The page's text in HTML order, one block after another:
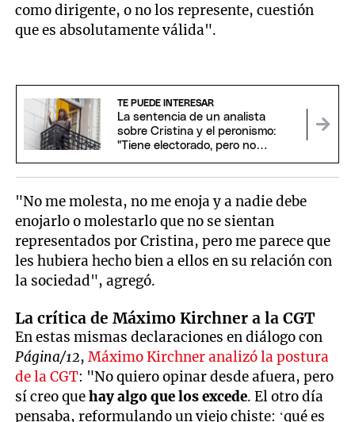
como dirigente, o no los represente, cuestión
que es absolutamente válida".
TE PUEDE INTERESAR
La sentencia de un analista
sobre Cristina y el peronismo:
"Tiene electorado, pero no
"No me molesta, no me enoja y a nadie debe
enojarlo o molestarlo que no se sientan
representados por Cristina, pero me parece que
les hubiera hecho bien a ellos en su relación con
la sociedad", agregó.
La crítica de Máximo Kirchner a la CGT
En estas mismas declaraciones en diálogo con
Página/12,Máximo Kirchner analizó la postura
de la CGT: "No quiero opinar desde afuera, pero
sí creo quehay algo que los excede. El otro día
pensaba, reformulando un viejo chiste: ‘qué es